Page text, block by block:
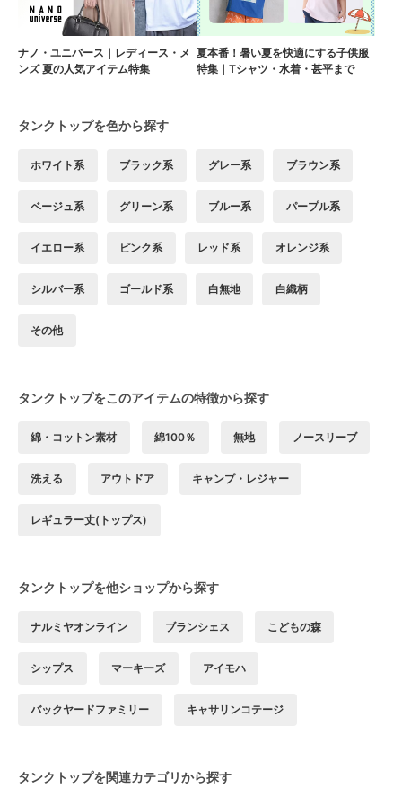
ナノ・ユニバース｜レディース・メ
ンズ 夏の人気アイテム特集
夏本番！暑い夏を快適にする子供服
特集｜Tシャツ・水着・甚平まで
タンクトップを色から探す
ホワイト系 ブラック系 グレー系 ブラウン系
ベージュ系 グリーン系 ブルー系 パープル系
イエロー系 ピンク系 レッド系 オレンジ系
シルバー系 ゴールド系 白無地 白織柄
その他
タンクトップをこのアイテムの特徴から探す
綿・コットン素材 綿100％ 無地 ノースリーブ
洗える アウトドア キャンプ・レジャー
レギュラー丈(トップス)
タンクトップを他ショップから探す
ナルミヤオンライン ブランシェス こどもの森
シップス マーキーズ アイモハ
バックヤードファミリー キャサリンコテージ
タンクトップを関連カテゴリから探す